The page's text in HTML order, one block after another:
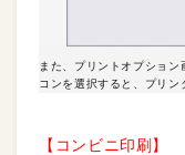
また、プリントオプショ
コンを選択すると、プリン
【コンビニ印刷】